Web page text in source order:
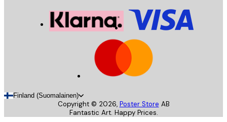
Finland (Suomalainen)
Copyright © 2026, Poster Store AB
Fantastic Art. Happy Prices.